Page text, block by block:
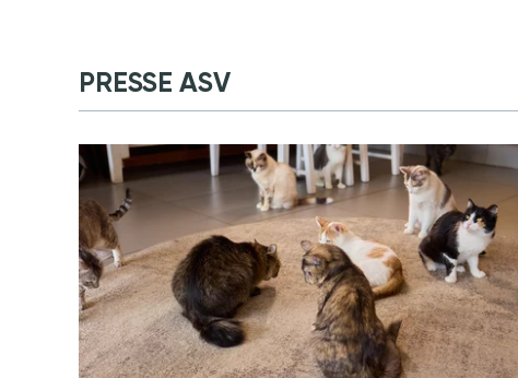
PRESSE ASV